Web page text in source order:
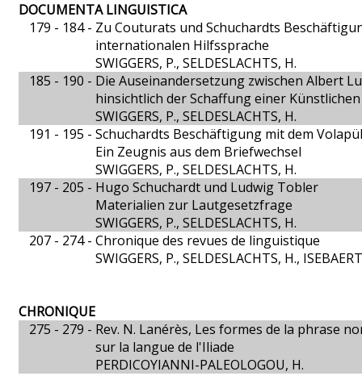
DOCUMENTA LINGUISTICA
179 - 184 - Zu Couturats und Schuchardts
internationalen Hilfssprache
SWIGGERS, P., SELDESLACHTS, H.
185 - 190 - Die Auseinandersetzung zwischen Albert
hinsichtlich der Schaffung einer
SWIGGERS, P., SELDESLACHTS, H.
191 - 195 - Schuchardts Beschäftigung mit dem
Ein Zeugnis aus dem Briefwechsel
SWIGGERS, P., SELDESLACHTS, H.
197 - 205 - Hugo Schuchardt und Ludwig Tobler
Materialien zur Lautgesetzfrage
SWIGGERS, P., SELDESLACHTS, H.
207 - 274 - Chronique des revues de linguistique
SWIGGERS, P., SELDESLACHTS, H.,
CHRONIQUE
275 - 279 - Rev. N. Lanérès, Les formes de la phrase
sur la langue de l'Iliade
PERDICOYIANNI-PALEOLOGOU, H.